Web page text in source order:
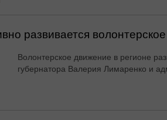
развивается
Волонтерское движение в регионе
губернатора Валерия Лимаренко и